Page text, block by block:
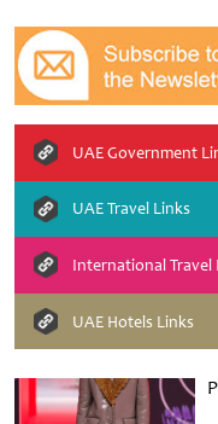
UAE Government
UAE Travel Links
International Travel
UAE Hotels Links